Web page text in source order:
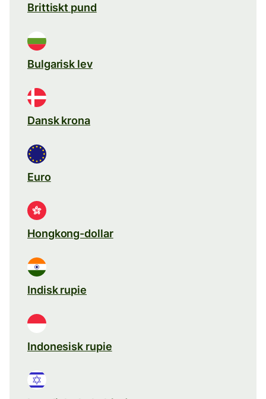
Brittiskt pund
Bulgarisk lev
Dansk krona
Euro
Hongkong-dollar
Indisk rupie
Indonesisk rupie